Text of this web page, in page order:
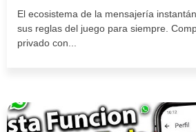
El ecosistema de la mensajería
sus reglas del juego para siempre.
privado con...